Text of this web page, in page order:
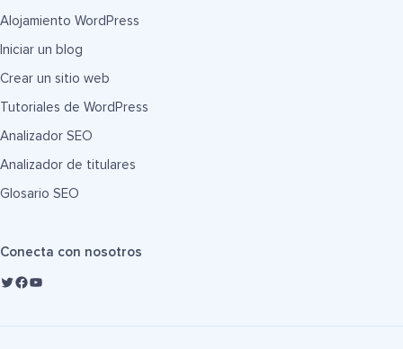
Alojamiento WordPress
Iniciar un blog
Crear un sitio web
Tutoriales de WordPress
Analizador SEO
Analizador de titulares
Glosario SEO
Conecta con nosotros